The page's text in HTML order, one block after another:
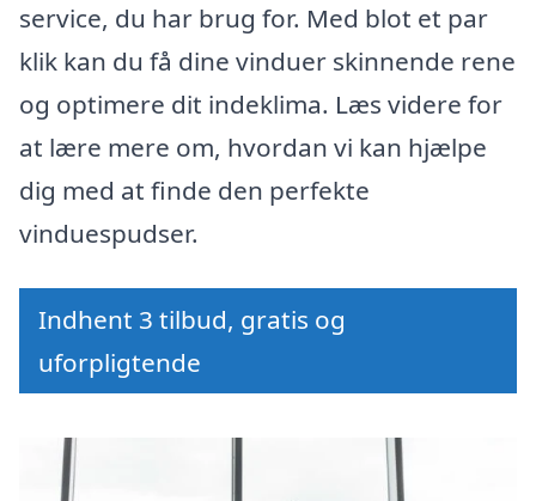
service, du har brug for. Med blot et par
klik kan du få dine vinduer skinnende rene
og optimere dit indeklima. Læs videre for
at lære mere om, hvordan vi kan hjælpe
dig med at finde den perfekte
vinduespudser.
Indhent 3 tilbud, gratis og
uforpligtende